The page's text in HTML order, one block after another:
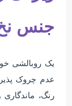
جنس
یک روبالشی
عدم چروک
رنگ،